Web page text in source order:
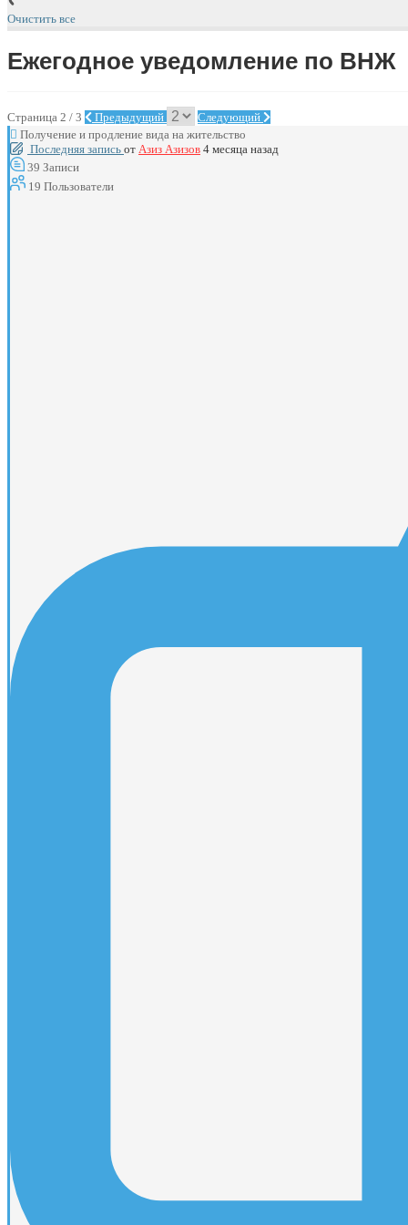
Очистить все
Ежегодное уведомление по ВНЖ
Страница 2 / 3 Предыдущий
Следующий
Получение и продление вида на жительство
Последняя запись от Азиз Азизов 4 месяца назад
39 Записи
19 Пользователи